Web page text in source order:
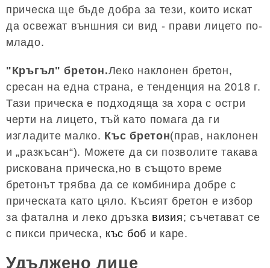
прическа ще бъде добра за тези, които искат
да освежат външния си вид - прави лицето по-
младо.
"Кръгъл" бретон.Леко наклонен бретон,
сресан на една страна, е тенденция на 2018 г.
Тази прическа е подходяща за хора с остри
черти на лицето, тъй като помага да ги
изгладите малко. Къс бретон(прав, наклонен
и „разкъсан“). Можете да си позволите такава
рискована прическа,но в същото време
бретонът трябва да се комбинира добре с
прическата като цяло. Късият бретон е избор
за фатална и леко дръзка визия; съчетават се
с пикси прическа, къс боб и каре.
Удължено лице